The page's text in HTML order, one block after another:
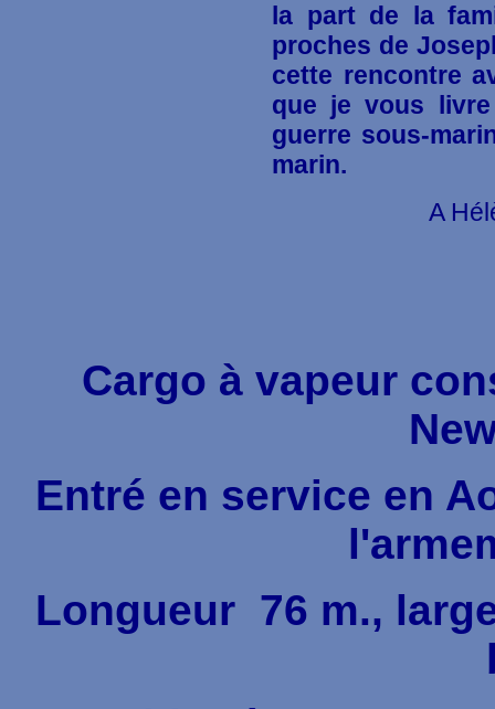
la part de la
proches de
cette rencontre
que je vous
guerre sous-
marin.
A
Cargo à vapeur
Entré en service en
Longueur 76 m.,